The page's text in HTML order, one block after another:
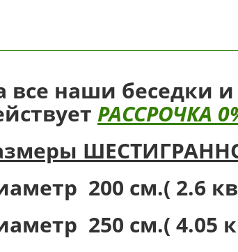
все наши беседки
РАССРОЧКА
200 см.( 2.6
250 см.( 4.05